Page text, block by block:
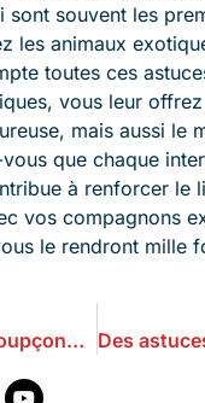
sont souvent les
les animaux
toutes ces
vous leur
mais aussi le
que chaque
à renforcer le
vos compagnons
le rendront mille
Les secrets insoupçonnés du monde animal : ce que vous ne saviez pas encore